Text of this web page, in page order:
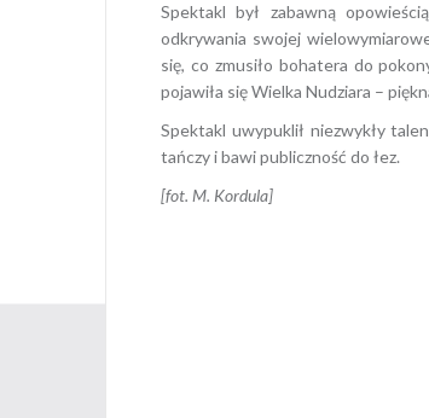
Spektakl był zabawną
odkrywania swojej
się, co zmusiło bohatera do
pojawiła się Wielka Nudziara –
Spektakl uwypuklił niezwykły
tańczy i bawi publiczność do łez.
[fot. M. Kordula]